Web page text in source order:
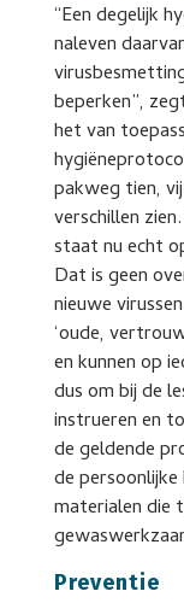
“Een degelijk
naleven
beperken”,
het van
pakweg tien,
verschillen
staat nu echt
Dat is geen
nieuwe
‘oude,
en kunnen op
dus om bij de
instrueren en
de geldende
de persoonlijke
materialen die
Preventie